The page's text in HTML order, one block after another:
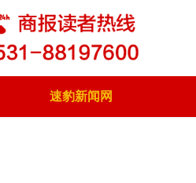
速豹新闻网